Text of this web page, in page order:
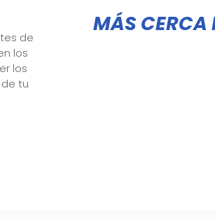
de
los
los
tu
MÁS CERCA